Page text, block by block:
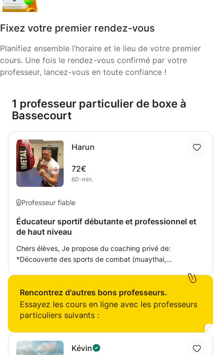
Fixez votre premier rendez-vous
Planifiez ensemble l’horaire et le lieu de votre premier
cours. Une fois le rendez-vous confirmé par votre
professeur, lancez-vous en toute confiance !
1 professeur particulier de boxe à
Bassecourt
Harun
72€
60-min.
Professeur fiable
Éducateur sportif débutante et professionnel et
de haut niveau
Chers élèves, Je propose du coaching privé de:
*Découverte des sports de combat (muaythai,
disposition toute mon expérience, ma passion pour les
sports de combats, la boxe éducative, amateur et de haut
niveau, pour vous apprendre les abc du noble art, vous
guerrier, et un corps de fighter. J'enseigne la boxe
thaïlandaise, et la boxe pied poing (Kickboxing,boxe
Rencontrez d'autres bons professeurs.
Essayez les cours en ligne avec les professeurs
particuliers suivants :
Kévin